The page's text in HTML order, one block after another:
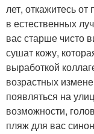
лет, откажитесь от
в естественных
вас старше чисто
сушат кожу,
выработкой
возрастных
появляться на
возможности,
пляж для вас